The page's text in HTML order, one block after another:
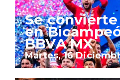
Se
en
BBVA MX
Martes, 16